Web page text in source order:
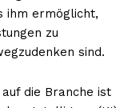
ihm ermöglicht,
zu
sind.
die Branche ist